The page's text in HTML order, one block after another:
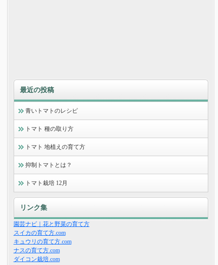
最近の投稿
青いトマトのレシピ
トマト 種の取り方
トマト 地植えの育て方
抑制トマトとは？
トマト栽培 12月
リンク集
園芸ナビ｜花と野菜の育て方
スイカの育て方.com
キュウリの育て方.com
ナスの育て方.com
ダイコン栽培.com